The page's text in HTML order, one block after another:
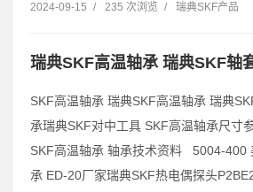
2024-09-15 / 235 次浏览 / 瑞典SKF产品
瑞典SKF高温轴承 瑞典SKF轴
SKF高温轴承 瑞典SKF高温轴承 瑞典
承瑞典SKF对中工具 SKF高温轴承尺寸
SKF高温轴承 轴承技术资料 5004-400
承 ED-20厂家瑞典SKF热电偶探头